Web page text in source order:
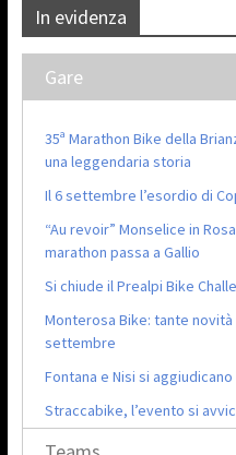
In evidenza
Gare
35ª Marathon Bike della
una leggendaria storia
Il 6 settembre l’esordio di
“Au revoir” Monselice in
marathon passa a Gallio
Si chiude il Prealpi Bike
Monterosa Bike: tante
settembre
Fontana e Nisi si aggiudicano
Straccabike, l’evento si